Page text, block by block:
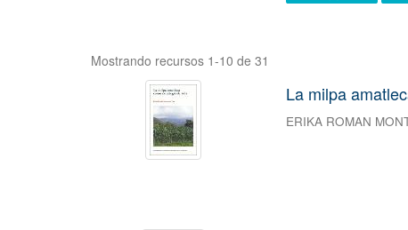
Mostrando recursos 1-10 de 31
La milpa
ERIKA ROMAN